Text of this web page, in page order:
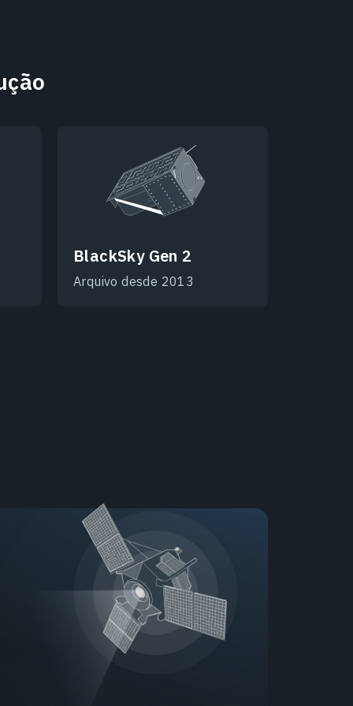
BlackSky Gen 2
Arquivo desde 2013